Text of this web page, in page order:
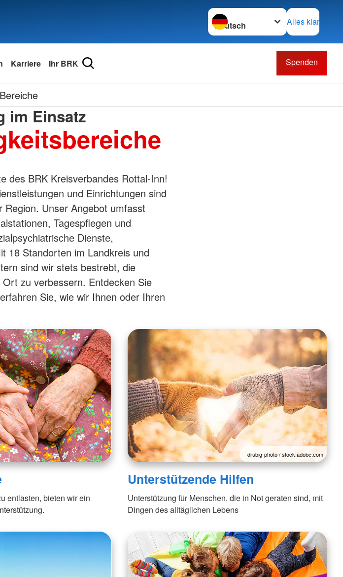
Sprache wechseln zu
Alles klar
Karriere Ihr BRK Spenden
Bereiche
im Einsatz
des BRK Kreisverbandes Rottal-Inn!
und Einrichtungen sind
Unser Angebot umfasst
Tagespflegen und
Dienste,
18 Standorten im Landkreis und
sind wir stets bestrebt, die
zu verbessern. Entdecken Sie
Sie, wie wir Ihnen oder Ihren
entlasten, bieten wir ein
drubig-photo / stock.adobe.com
Unterstützende Hilfen
Unterstützung für Menschen, die in Not geraten sind, mit
Dingen des alltäglichen Lebens